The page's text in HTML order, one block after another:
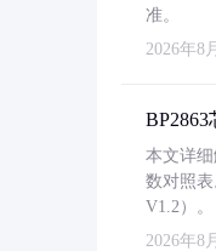
准。
2026年8
本文详
数对照
V1.2）。
2026年8